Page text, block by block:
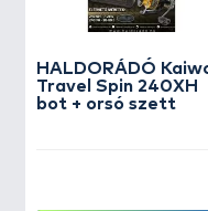
HALDORÁDÓ
Travel Spin 240XH
bot + orsó szett